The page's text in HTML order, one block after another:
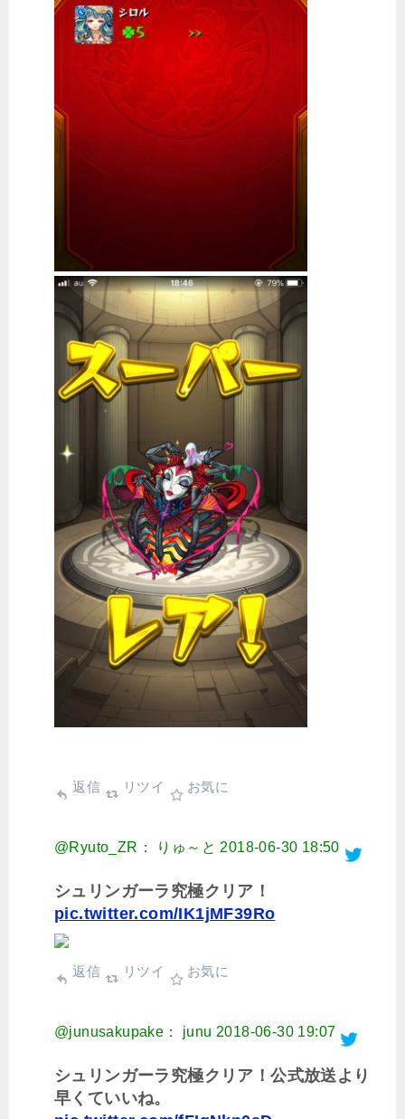
返信 リツイ お気に
@Ryuto_ZR： りゅ～と 2018-06-30 18:50
シュリンガーラ究極クリア！
pic.twitter.com/IK1jMF39Ro
返信 リツイ お気に
@junusakupake： junu 2018-06-30 19:07
シュリンガーラ究極クリア！公式放送より
早くていいね。